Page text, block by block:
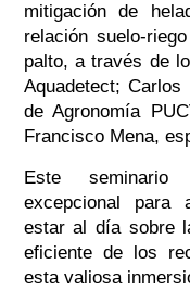
mitigación de
relación suelo-
palto, a través de
Aquadetect;
de Agronomía
Francisco Mena,
Este seminario
excepcional para
estar al día sobre
eficiente de los
esta valiosa